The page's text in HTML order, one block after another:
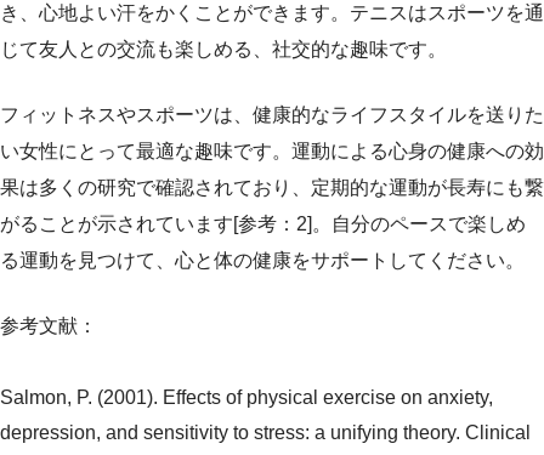
き、心地よい汗をかくことができます。テニスはスポーツを通
じて友人との交流も楽しめる、社交的な趣味です。
フィットネスやスポーツは、健康的なライフスタイルを送りた
い女性にとって最適な趣味です。運動による心身の健康への効
果は多くの研究で確認されており、定期的な運動が長寿にも繋
がることが示されています[参考：2]。自分のペースで楽しめ
る運動を見つけて、心と体の健康をサポートしてください。
参考文献：
Salmon, P. (2001). Effects of physical exercise on anxiety,
depression, and sensitivity to stress: a unifying theory. Clinical